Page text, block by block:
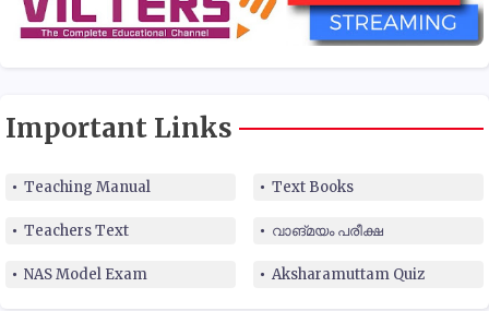
Important Links
Teaching Manual Text Books
Teachers Text വാങ്മയം പരീക്ഷ
NAS Model Exam Aksharamuttam Quiz